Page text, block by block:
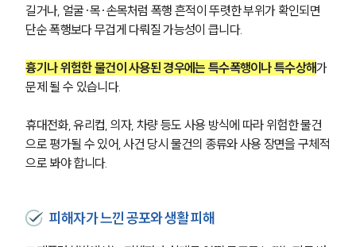
길거나, 얼굴·목·손목처럼 폭행 흔적이 뚜렷한 부위가 확인되면
단순 폭행보다 무겁게 다뤄질 가능성이 큽니다.
흉기나 위험한 물건이 사용된 경우에는 특수폭행이나 특수상해가
문제 될 수 있습니다.
휴대전화, 유리컵, 의자, 차량 등도 사용 방식에 따라 위험한 물건
으로 평가될 수 있어, 사건 당시 물건의 종류와 사용 장면을 구체적
으로 봐야 합니다.
피해자가 느낀 공포와 생활 피해